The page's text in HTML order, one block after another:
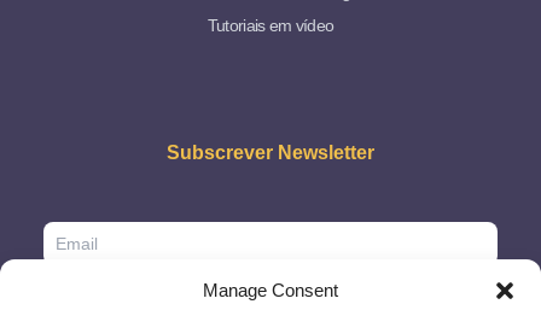
Manage Consent
Tutoriais em vídeo
Subscrever Newsletter